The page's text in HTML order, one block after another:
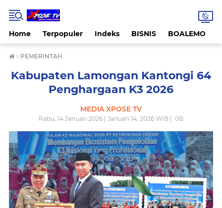
Home Terpopuler Indeks BISNIS BOALEMO
› PEMERINTAH
Kabupaten Lamongan Kantongi 64
Penghargaan K3 2026
MEDIA XPOSE TV
Rabu, 14 Januari 2026 | Januari 14, 2026 WIB | 0B